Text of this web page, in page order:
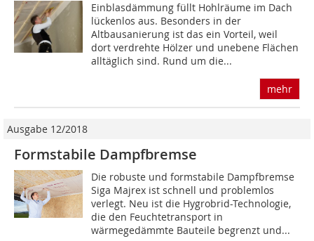
Einblasdämmung füllt Hohlräume im Dach
lückenlos aus. Besonders in der
Altbausanierung ist das ein Vorteil, weil
dort verdrehte Hölzer und unebene Flächen
alltäglich sind. Rund um die...
mehr
Ausgabe 12/2018
Formstabile Dampfbremse
Die robuste und formstabile Dampfbremse
Siga Majrex ist schnell und problemlos
verlegt. Neu ist die Hygrobrid-Technologie,
die den Feuchtetransport in
wärmegedämmte Bauteile begrenzt und...